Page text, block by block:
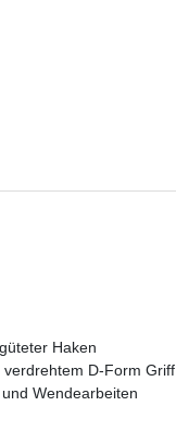
Haken
D-Form Griff
Wendearbeiten